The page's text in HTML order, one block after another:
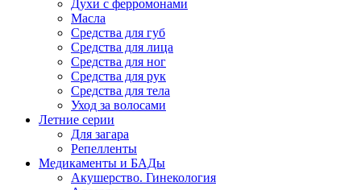
Духи с ферромонами
Масла
Средства для губ
Средства для лица
Средства для ног
Средства для рук
Средства для тела
Уход за волосами
Летние серии
Для загара
Репелленты
Медикаменты и БАДы
Акушерство. Гинекология